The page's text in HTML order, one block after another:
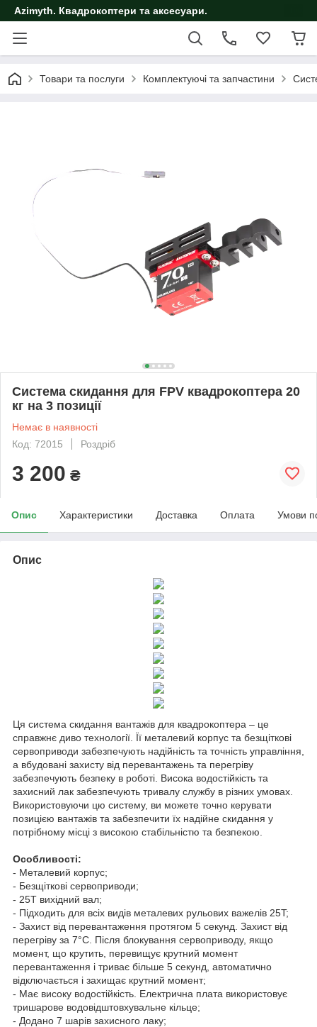
Azimyth. Квадрокоптери та аксесуари.
Товари та послуги Комплектуючі та запчастини
Система скидання для FPV квадрокоптера 20
кг на 3 позиції
Немає в наявності
Код: 72015
Роздріб
3 200 ₴
Опис Характеристики Доставка Оплата Умови
Опис
Ця система скидання вантажів для квадрокоптера – це
справжнє диво технології. Її металевий корпус та безщіткові
сервоприводи забезпечують надійність та точність управління,
а вбудовані захисту від перевантажень та перегріву
забезпечують безпеку в роботі. Висока водостійкість та
захисний лак забезпечують тривалу службу в різних умовах.
Використовуючи цю систему, ви можете точно керувати
позицією вантажів та забезпечити їх надійне скидання у
потрібному місці з високою стабільністю та безпекою.
Особливості:
- Металевий корпус;
- Безщіткові сервоприводи;
- 25T вихідний вал;
- Підходить для всіх видів металевих рульових важелів 25T;
- Захист від перевантаження протягом 5 секунд. Захист від
перегріву за 7°С. Після блокування сервоприводу, якщо
момент, що крутить, перевищує крутний момент
перевантаження і триває більше 5 секунд, автоматично
відключається і захищає крутний момент;
- Має високу водостійкість. Електрична плата використовує
тришарове водовідштовхувальне кільце;
- Додано 7 шарів захисного лаку;